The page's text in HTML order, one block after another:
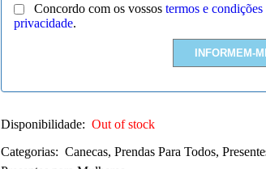
Concordo com os vossos termos e condições
privacidade.
Disponibilidade: Out of stock
Categorias: Canecas, Prendas Para Todos,